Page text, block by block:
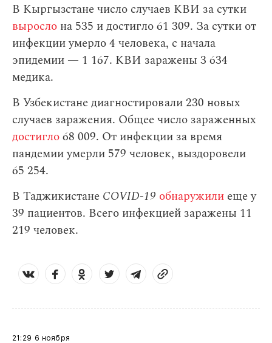
В Кыргызстане число случаев КВИ за сутки
выросло на 535 и достигло 61 309. За сутки от
инфекции умерло 4 человека, с начала
эпидемии — 1 167. КВИ заражены 3 634
медика.
В Узбекистане диагностировали 230 новых
случаев заражения. Общее число зараженных
достигло68 009. От инфекции за время
пандемии умерли 579 человек, выздоровели
65 254.
В Таджикистане COVID-19 обнаружили еще у
39 пациентов. Всего инфекцией заражены 11
219 человек.
21:29 6 ноября